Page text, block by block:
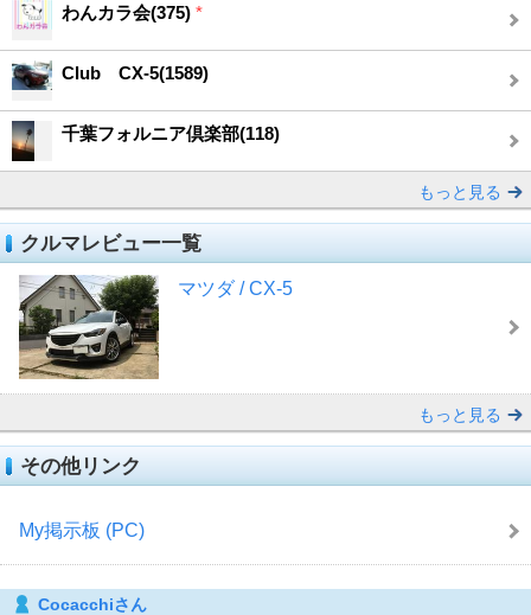
わんカラ会(375) *
Club CX-5(1589)
千葉フォルニア倶楽部(118)
もっと見る
クルマレビュー一覧
マツダ / CX-5
もっと見る
その他リンク
My掲示板 (PC)
Cocacchiさん